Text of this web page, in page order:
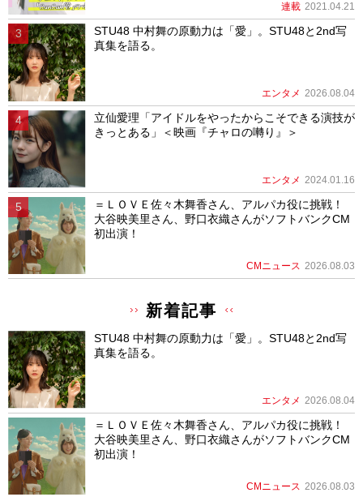
連載 2021.04.21
STU48 中村舞の原動力は「愛」。STU48と2nd写
真集を語る。
エンタメ 2026.08.04
立仙愛理「アイドルをやったからこそできる演技が
きっとある」＜映画『チャロの囀り』＞
エンタメ 2024.01.16
＝ＬＯＶＥ佐々木舞香さん、アルパカ役に挑戦！
大谷映美里さん、野口衣織さんがソフトバンクCM
初出演！
CMニュース 2026.08.03
新着記事
STU48 中村舞の原動力は「愛」。STU48と2nd写
真集を語る。
エンタメ 2026.08.04
＝ＬＯＶＥ佐々木舞香さん、アルパカ役に挑戦！
大谷映美里さん、野口衣織さんがソフトバンクCM
初出演！
CMニュース 2026.08.03